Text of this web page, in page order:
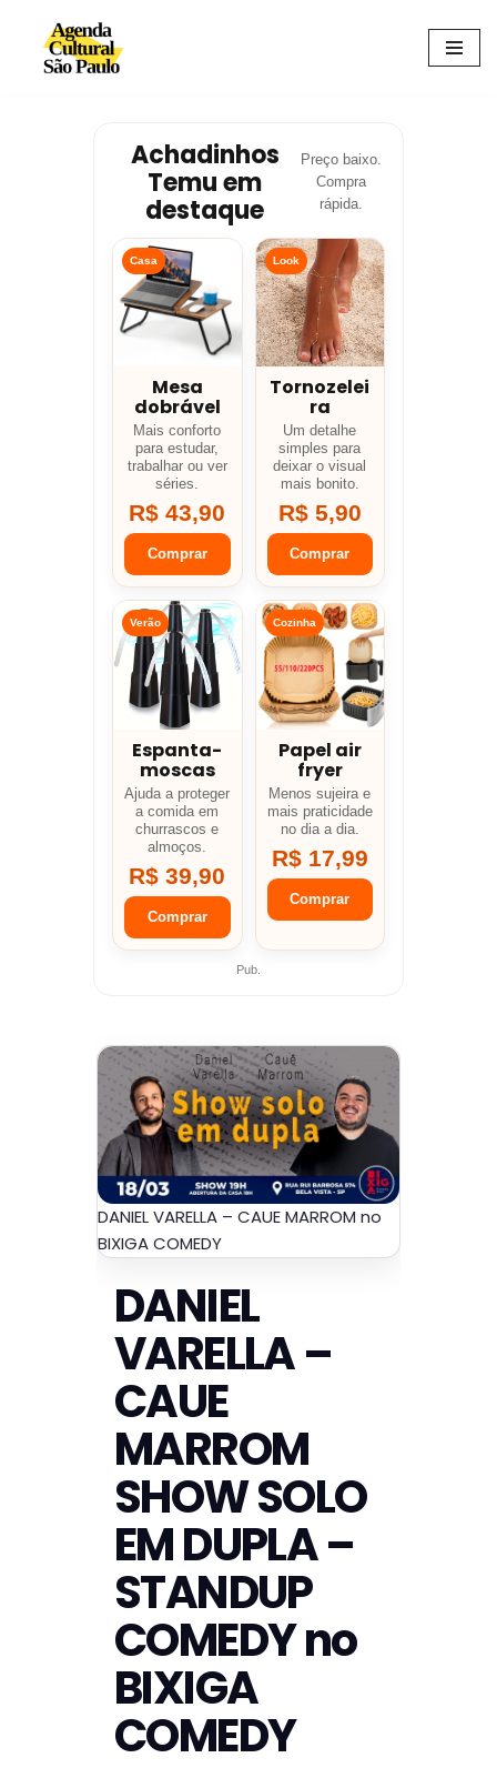
Avançar
Achadinhos
Temu em
destaque
Preço baixo.
Compra
rápida.
Casa
Mesa
dobrável
Mais conforto
para estudar,
trabalhar ou ver
séries.
R$ 43,90
Comprar
Look
Tornozelei
ra
Um detalhe
simples para
deixar o visual
mais bonito.
R$ 5,90
Comprar
Verão
Espanta-
moscas
Ajuda a proteger
a comida em
churrascos e
almoços.
R$ 39,90
Comprar
Cozinha
Papel air
fryer
Menos sujeira e
mais praticidade
no dia a dia.
R$ 17,99
Comprar
Pub.
DANIEL VARELLA – CAUE MARROM no
BIXIGA COMEDY
DANIEL
VARELLA –
CAUE
MARROM
SHOW SOLO
EM DUPLA –
STANDUP
COMEDY no
BIXIGA
COMEDY